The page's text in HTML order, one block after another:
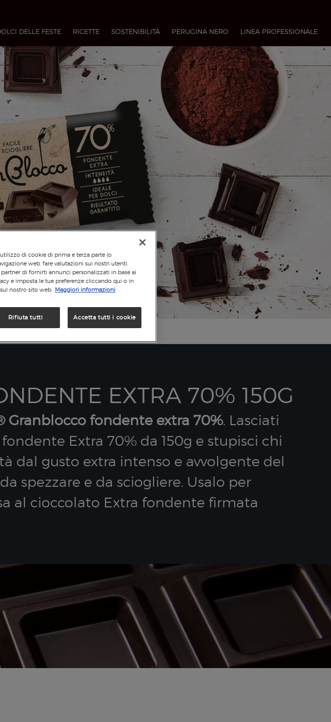
DELLE FESTE RICETTE SOSTENIBILITÀ PERUGINA NERO LINEA PROFESSIONALE​
EXTRA 70% 150G
fondente extra 70%. Lasciati
Extra 70% da 150g e stupisci chi
dal gusto extra intenso e avvolgente del
spezzare e da sciogliere. Usalo per
al cioccolato Extra fondente firmata
di cookie di prima e terza parte (o
web, fare valutazioni sui nostri utenti,
di fornirti annunci personalizzati in base ai
e imposta le tue preferenze cliccando qui o in
nostro sito web. Maggiori informazioni
Rifiuta tutti Accetta tutti i cookie